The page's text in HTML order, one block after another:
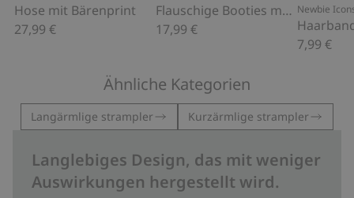
Hose mit Bärenprint
27,99 €
Flauschige Booties mit Teddy
17,99 €
Newbie
7,99 €
Ähnliche Kategorien
Langärmlige strampler Kurzärmlige strampler
Langlebiges Design, das mit weniger
Auswirkungen hergestellt wird.